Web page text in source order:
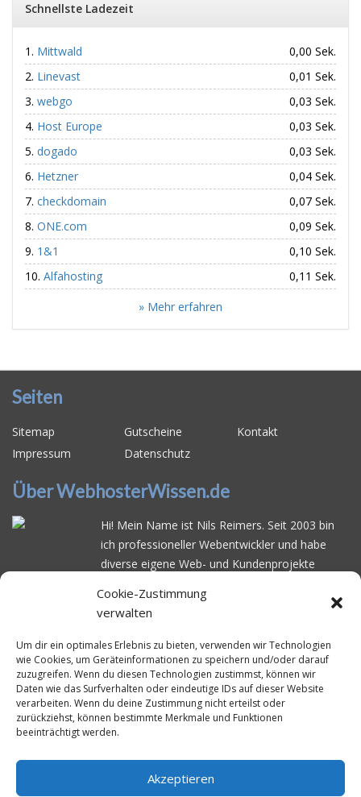
Cookie-Zustimmung
verwalten
Um dir ein optimales Erlebnis zu bieten, verwenden wir Technologien
wie Cookies, um Geräteinformationen zu speichern und/oder darauf
zuzugreifen. Wenn du diesen Technologien zustimmst, können wir
Daten wie das Surfverhalten oder eindeutige IDs auf dieser Website
verarbeiten. Wenn du deine Zustimmung nicht erteilst oder
zurückziehst, können bestimmte Merkmale und Funktionen
beeinträchtigt werden.
Akzeptieren
Schnellste Ladezeit
Mittwald
0,00 Sek.
Linevast
0,01 Sek.
webgo
0,03 Sek.
Host Europe
0,03 Sek.
dogado
0,03 Sek.
Hetzner
0,04 Sek.
checkdomain
0,07 Sek.
ONE.com
0,09 Sek.
1&1
0,10 Sek.
Alfahosting
0,11 Sek.
» Mehr erfahren
Seiten
Sitemap Gutscheine
Kontakt
Impressum
Datenschutz
Über WebhosterWissen.de
Hi! Mein Name ist Nils Reimers. Seit 2003 bin
ich professioneller Webentwickler und habe
diverse eigene Web- und Kundenprojekte
schwierig ist gutes Webhosting zu finden: Bei
vielen Anbietern ärgert man sich über
Serverausfälleoder überlangsame
Ladezeiten. Deswegen habe ich im Mai 2016
angefangen, die bekanntesten Webhoster
systematisch zu testen und deren
Erreichbarkeit und Ladezeit für eine typische
Website basierend auf dem beliebten CMS-
System WordPress zu protokollieren. Auf
WebhosterWissen.de werte ich diese